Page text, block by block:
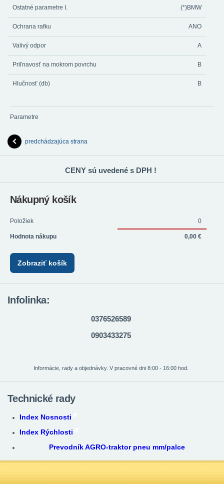
Ostatné parametre I. (*)BMW
Ochrana rafku ANO
Valivý odpor A
Priľnavosť na mokrom povrchu B
Hlučnosť (db) B
Parametre
predchádzajúca strana
CENY sú uvedené s DPH !
Nákupný košík
Položiek 0
Hodnota nákupu 0,00 €
Zobraziť košík
Infolinka:
0376526589
0903433275
Informácie, rady a objednávky. V pracovné dni 8:00 - 16:00 hod.
Technické rady
Index Nosnosti
Index Rýchlosti
Prevodník AGRO-traktor pneu mm/palce